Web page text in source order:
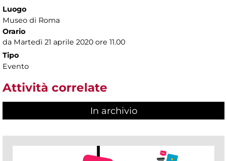
Luogo
Museo di Roma
Orario
da Martedì 21 aprile 2020 ore 11.00
Tipo
Evento
Attività correlate
In archivio